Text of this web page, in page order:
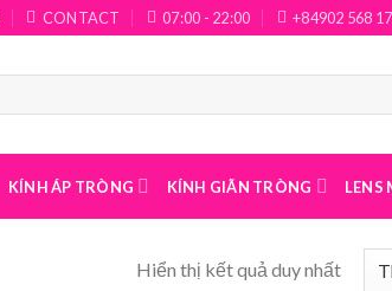
CONTACT 07:00 - 22:00 +84902 568
KÍNH ÁP TRÒNG KÍNH GIÃN TRÒNG LENS
Hiển thị kết quả duy nhất